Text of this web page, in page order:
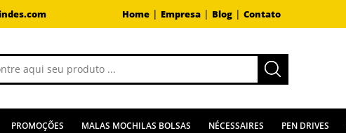
Home| Empresa| Blog| Contato
PROMOÇÕES MALAS MOCHILAS BOLSAS NÉCESSAIRES PEN DRIVES